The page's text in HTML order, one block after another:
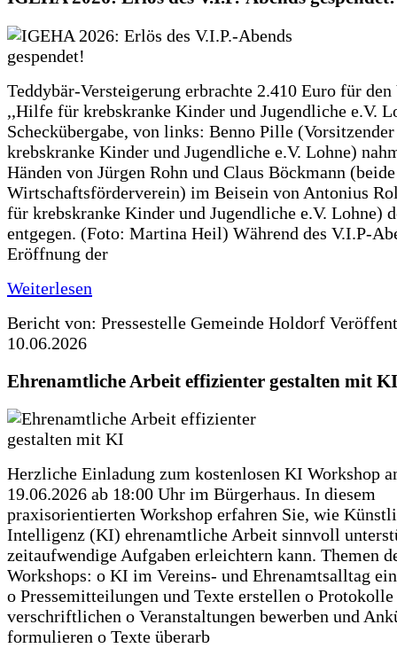
Teddybär-Versteigerung erbrachte 2.410 Euro für den
,,Hilfe für krebskranke Kinder und Jugendliche e.V.
Scheckübergabe, von links: Benno Pille
krebskranke Kinder und Jugendliche e.V. Lohne)
Händen von Jürgen Rohn und Claus Böckmann
Wirtschaftsförderverein) im Beisein von Antonius
für krebskranke Kinder und Jugendliche e.V. Lohne)
entgegen. (Foto: Martina Heil) Während des V.I.P-
Eröffnung der
Weiterlesen
Bericht von: Pressestelle Gemeinde Holdorf
10.06.2026
Ehrenamtliche Arbeit effizienter gestalten mit KI
Herzliche Einladung zum kostenlosen KI Workshop
19.06.2026 ab 18:00 Uhr im Bürgerhaus. In diesem
praxisorientierten Workshop erfahren Sie, wie
Intelligenz (KI) ehrenamtliche Arbeit sinnvoll
zeitaufwendige Aufgaben erleichtern kann. Themen
Workshops: o KI im Vereins- und Ehrenamtsalltag
o Pressemitteilungen und Texte erstellen o
verschriftlichen o Veranstaltungen bewerben und
formulieren o Texte überarb